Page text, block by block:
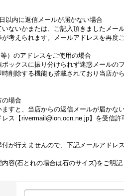
以内に返信メールが届かない場合
ないかまたは、ご記入頂きましたメ
考えられます。メールアドレスを再度
）のアドレスをご使用の場合
ックスに振り分けられず迷惑メール
削除する機能も搭載されており当店
の場合
すと、当店からの返信メールが届か
ス【rivermail@ion.ocn.ne.jp】を受信
が行えませんので、下記メールアドレ
容(石とれの場合は石のサイズ)をご明記